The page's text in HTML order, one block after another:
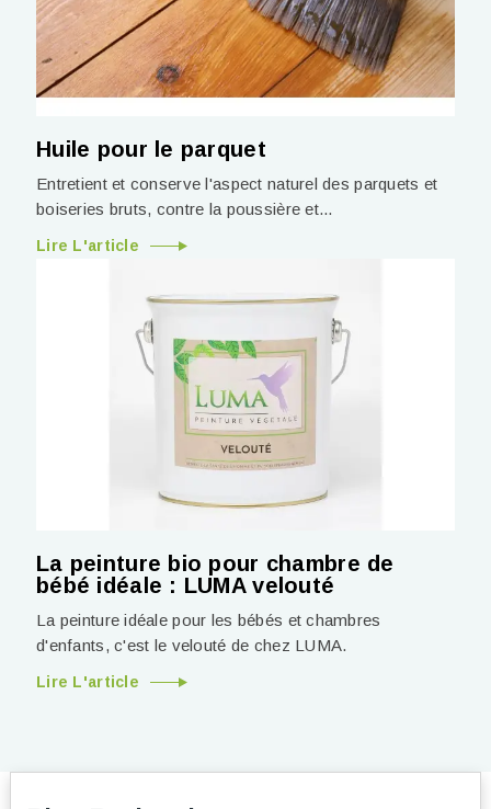
Huile pour le parquet
Entretient et conserve l'aspect naturel des parquets et
boiseries bruts, contre la poussière et...
Lire L'article
La peinture bio pour chambre de
bébé idéale : LUMA velouté
La peinture idéale pour les bébés et chambres
d'enfants, c'est le velouté de chez LUMA.
Lire L'article